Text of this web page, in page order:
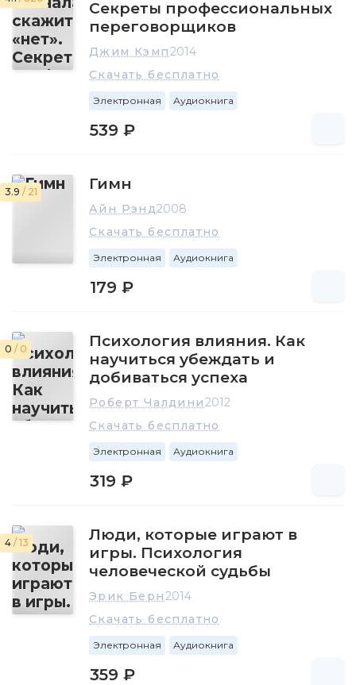
Секреты профессиональных
переговорщиков
Джим Кэмп2014
Скачать бесплатно
Электронная Аудиокнига
539 ₽
3.9 / 21 Гимн
Айн Рэнд2008
Скачать бесплатно
Электронная Аудиокнига
179 ₽
0 / 0
Психология влияния. Как
научиться убеждать и
добиваться успеха
Роберт Чалдини2012
Скачать бесплатно
Электронная Аудиокнига
319 ₽
4 / 13
Люди, которые играют в
игры. Психология
человеческой судьбы
Эрик Берн2014
Скачать бесплатно
Электронная Аудиокнига
359 ₽